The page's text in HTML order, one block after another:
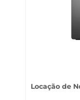
Locação de